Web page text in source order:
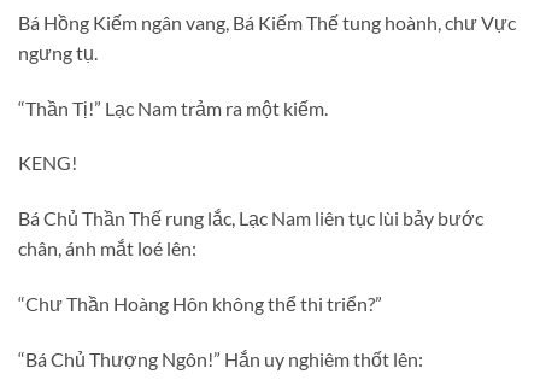
Bá Hồng Kiếm ngân vang, Bá Kiếm Thế tung hoành, chư Vực
ngưng tụ.
“Thần Tị!” Lạc Nam trảm ra một kiếm.
KENG!
Bá Chủ Thần Thế rung lắc, Lạc Nam liên tục lùi bảy bước
chân, ánh mắt loé lên:
“Chư Thần Hoàng Hôn không thể thi triển?”
“Bá Chủ Thượng Ngôn!” Hắn uy nghiêm thốt lên: